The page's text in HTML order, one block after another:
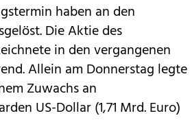
haben an den
Die Aktie des
in den vergangenen
Allein am Donnerstag legte
Zuwachs an
US-Dollar (1,71 Mrd. Euro)